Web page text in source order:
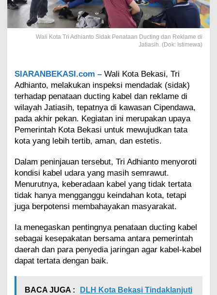
d
a
k
e
a
a
n
t
i
g
d
n
R
e
l
a
e
d
a
Wali Kota Tri Adhianto Sidak Penataan Ducting dan Reklame di
Jatiasih. (Dok: Istimewa)
SIARANBEKASI.com – Wali Kota Bekasi, Tri
Adhianto, melakukan inspeksi mendadak (sidak)
terhadap penataan ducting kabel dan reklame di
wilayah Jatiasih, tepatnya di kawasan Cipendawa,
pada akhir pekan. Kegiatan ini merupakan upaya
Pemerintah Kota Bekasi untuk mewujudkan tata
kota yang lebih tertib, aman, dan estetis.
Dalam peninjauan tersebut, Tri Adhianto menyoroti
kondisi kabel udara yang masih semrawut.
Menurutnya, keberadaan kabel yang tidak tertata
tidak hanya mengganggu keindahan kota, tetapi
juga berpotensi membahayakan masyarakat.
Ia menegaskan pentingnya penataan ducting kabel
sebagai kesepakatan bersama antara pemerintah
daerah dan para penyedia jaringan agar kabel-kabel
dapat tertata dengan baik.
BACA JUGA :
DLH Kota Bekasi Tindaklanjuti